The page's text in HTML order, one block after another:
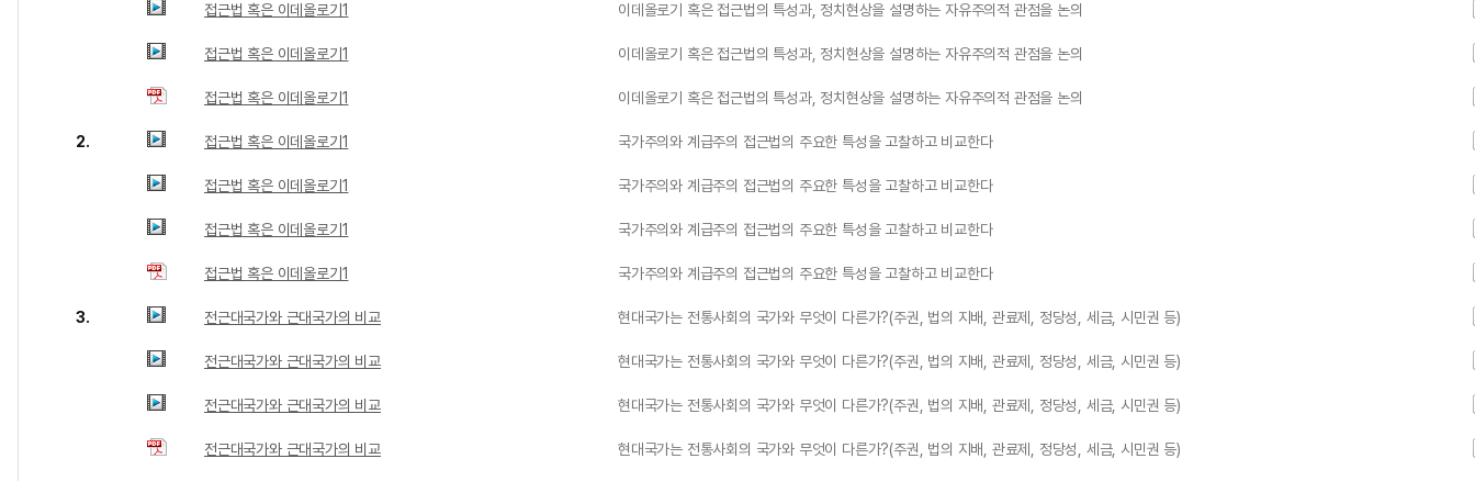
접근법 혹은 이데올로기1 이데올로기 혹은 접근법의 특성과, 정치현상을 설명하는 자유주의적 관점을 논의
접근법 혹은 이데올로기1 이데올로기 혹은 접근법의 특성과, 정치현상을 설명하는 자유주의적 관점을 논의
접근법 혹은 이데올로기1 이데올로기 혹은 접근법의 특성과, 정치현상을 설명하는 자유주의적 관점을 논의
2. 접근법 혹은 이데올로기1 국가주의와 계급주의 접근법의 주요한 특성을 고찰하고 비교한다
접근법 혹은 이데올로기1 국가주의와 계급주의 접근법의 주요한 특성을 고찰하고 비교한다
접근법 혹은 이데올로기1 국가주의와 계급주의 접근법의 주요한 특성을 고찰하고 비교한다
접근법 혹은 이데올로기1 국가주의와 계급주의 접근법의 주요한 특성을 고찰하고 비교한다
3. 전근대국가와 근대국가의 비교 현대국가는 전통사회의 국가와 무엇이 다른가?(주권, 법의 지배, 관료제, 정당성, 세금, 시민권 등)
전근대국가와 근대국가의 비교 현대국가는 전통사회의 국가와 무엇이 다른가?(주권, 법의 지배, 관료제, 정당성, 세금, 시민권 등)
전근대국가와 근대국가의 비교 현대국가는 전통사회의 국가와 무엇이 다른가?(주권, 법의 지배, 관료제, 정당성, 세금, 시민권 등)
전근대국가와 근대국가의 비교 현대국가는 전통사회의 국가와 무엇이 다른가?(주권, 법의 지배, 관료제, 정당성, 세금, 시민권 등)